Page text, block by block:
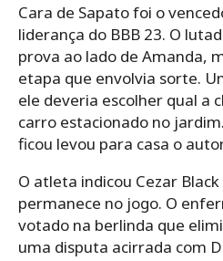
Cara de Sapato foi o
liderança do BBB 23. O
prova ao lado de Amanda,
etapa que envolvia sorte.
ele deveria escolher qual a
carro estacionado no
ficou levou para casa o
O atleta indicou Cezar
permanece no jogo. O
votado na berlinda que
uma disputa acirrada com